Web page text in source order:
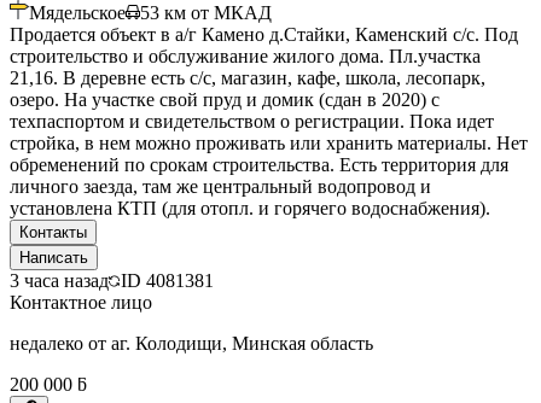
Мядельское 53 км от МКАД
Продается объект в а/г Камено д.Стайки, Каменский с/с. Под
строительство и обслуживание жилого дома. Пл.участка
21,16. В деревне есть с/с, магазин, кафе, школа, лесопарк,
озеро. На участке свой пруд и домик (сдан в 2020) с
техпаспортом и свидетельством о регистрации. Пока идет
стройка, в нем можно проживать или хранить материалы. Нет
обременений по срокам строительства. Есть территория для
личного заезда, там же центральный водопровод и
установлена КТП (для отопл. и горячего водоснабжения).
Контакты
Написать
3 часа назад ID 4081381
Контактное лицо
недалеко от аг. Колодищи, Минская область
200 000 ƃ